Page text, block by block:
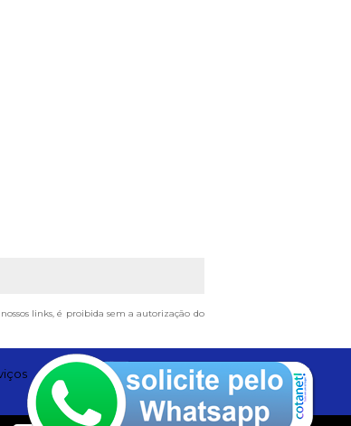
links, é proibida sem a autorização do
Contato Mapa do site